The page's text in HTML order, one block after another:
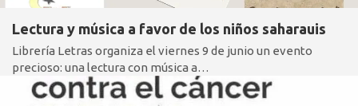
Lectura y música a favor de los niños saharauis
Librería Letras organiza el viernes 9 de junio un evento
precioso: una lectura con música a…